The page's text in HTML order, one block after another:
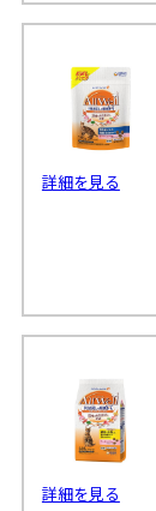
詳細を見る
詳細を見る